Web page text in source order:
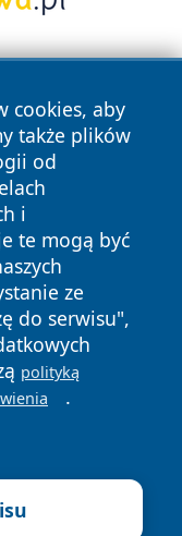
cookies, aby
także plików
od
i
te mogą być
ze
do serwisu",
polityką
.
prawa
Polityka
Cookies